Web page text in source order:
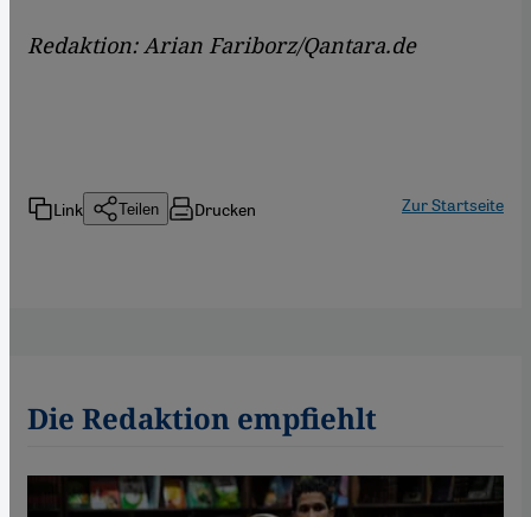
Redaktion: Arian Fariborz/Qantara.de
Link Teilen Drucken Zur Startseite
Die Redaktion empfiehlt